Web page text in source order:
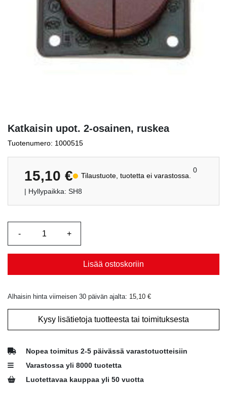
Katkaisin upot. 2-osainen, ruskea
Tuotenumero: 1000515
15,10 € Tilaustuote, tuotetta ei varastossa.
0
| Hyllypaikka: SH8
Lisää ostoskoriin
Alhaisin hinta viimeisen 30 päivän ajalta: 15,10 €
Kysy lisätietoja tuotteesta tai toimituksesta
Nopea toimitus 2-5 päivässä varastotuotteisiin
Varastossa yli 8000 tuotetta
Luotettavaa kauppaa yli 50 vuotta